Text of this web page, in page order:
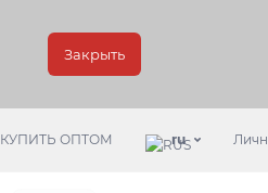
Закрыть
КУПИТЬ ОПТОМ ru